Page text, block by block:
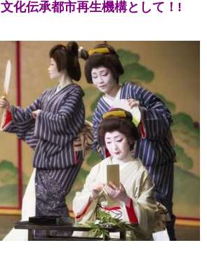
文化伝承都市再生機構として！!